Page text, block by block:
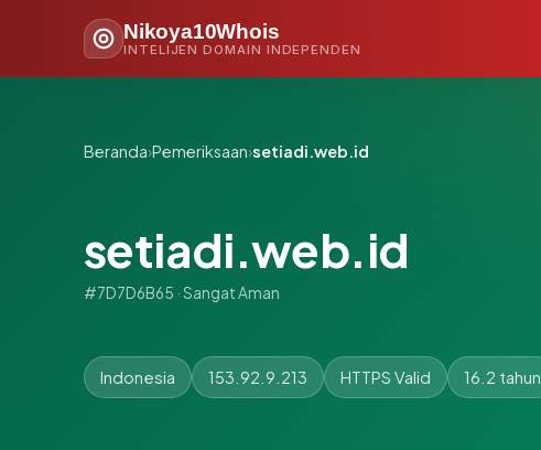
Nikoya10Whois
INTELIJEN DOMAIN INDEPENDEN
Beranda›Pemeriksaan›setiadi.web.id
setiadi.web.id
#7D7D6B65 · Sangat Aman
Indonesia 153.92.9.213 HTTPS Valid 16.2 tahun